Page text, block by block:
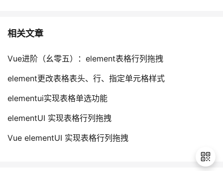
相关文章
Vue进阶（幺零五）：element表格行列拖拽
element更改表格表头、行、指定单元格样式
elementui实现表格单选功能
elementUI 实现表格行列拖拽
Vue elementUI 实现表格行列拖拽